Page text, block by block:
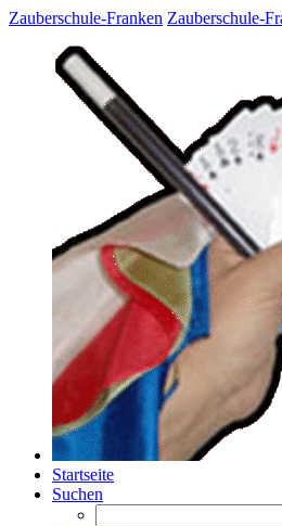
Zauberschule-Franken Zauberschule-
Startseite
Suchen